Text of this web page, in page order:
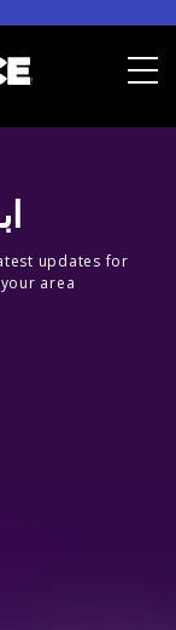
Road
Trip
updates for
area.